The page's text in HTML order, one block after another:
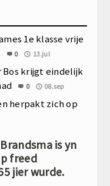
1e klasse vrije
0 13.jul
Bos krijgt eindelijk
0 08.sep
herpakt zich op
is yn
freed
jier wurde.